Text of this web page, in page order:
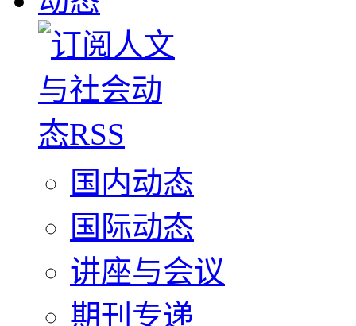
国内动态
国际动态
讲座与会议
期刊专递